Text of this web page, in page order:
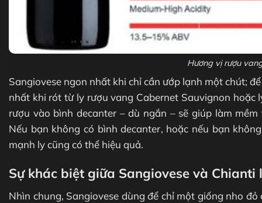
Hương vị rượu
Sangiovese ngon nhất khi chỉ cần ướp lạnh một chút;
nhất khi rót từ ly rượu vang Cabernet Sauvignon
rượu vào bình decanter – dù ngắn – sẽ giúp làm
Nếu bạn không có bình decanter, hoặc nếu bạn
mạnh ly cũng có thể hiệu quả.
Sự khác biệt giữa Sangiovese và Chianti
Nhìn chung, Sangiovese dùng để chỉ một giống nho